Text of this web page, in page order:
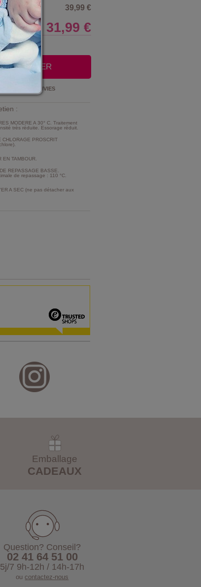
39,99 €
31,99 €
AU PANIER
LISTE D'ENVIES
:
MODERE A 30° C. Traitement
très réduite. Essorage réduit.
CHLORAGE PROSCRIT
EN TAMBOUR.
REPASSAGE BASSE.
de repassage : 110 °C.
A SEC (ne pas détacher aux
Emballage
CADEAUX
Question? Conseil?
02 41 64 51 00
5j/7 9h-12h / 14h-17h
oucontactez-nous